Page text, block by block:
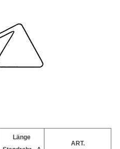
Länge
ART.